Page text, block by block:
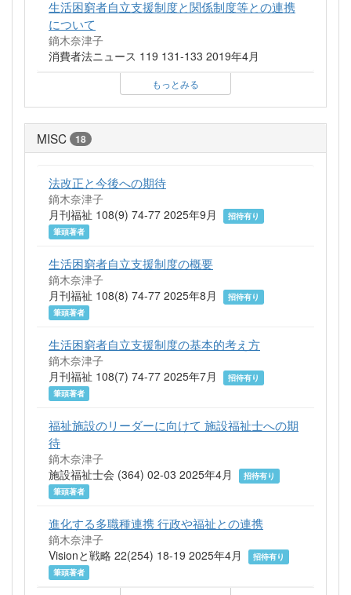
生活困窮者自立支援制度と関係制度等との連携
について
鏑木奈津子
消費者法ニュース 119 131-133 2019年4月
もっとみる
MISC 18
法改正と今後への期待
鏑木奈津子
月刊福祉 108(9) 74-77 2025年9月
招待有り
筆頭著者
生活困窮者自立支援制度の概要
鏑木奈津子
月刊福祉 108(8) 74-77 2025年8月
招待有り
筆頭著者
生活困窮者自立支援制度の基本的考え方
鏑木奈津子
月刊福祉 108(7) 74-77 2025年7月
招待有り
筆頭著者
福祉施設のリーダーに向けて 施設福祉士への期
待
鏑木奈津子
施設福祉士会 (364) 02-03 2025年4月
招待有り
筆頭著者
進化する多職種連携 行政や福祉との連携
鏑木奈津子
Visionと戦略 22(254) 18-19 2025年4月
招待有り
筆頭著者